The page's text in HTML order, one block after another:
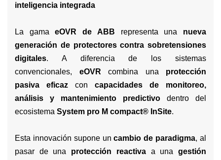
inteligencia integrada
La gamaeOVR de ABB representa una nueva
generación de protectores contra sobretensiones
digitales. A diferencia de los sistemas
convencionales, eOVR combina una protección
pasiva eficaz con capacidades de monitoreo,
análisis y mantenimiento predictivo dentro del
ecosistema System pro M compact® InSite.
Esta innovación supone uncambio de paradigma, al
pasar de una protección reactivaa unagestión